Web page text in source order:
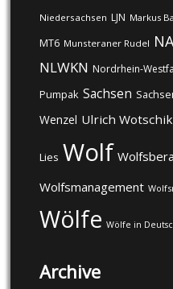
Niedersachsen LJN Markus
MT6 Munsteraner Rudel
NLWKN Nordrhein-
Pumpak Sachsen
Wenzel Ulrich
Lies Wolf
Wolfsmanagement
Wölfe Wölfe in
Archive